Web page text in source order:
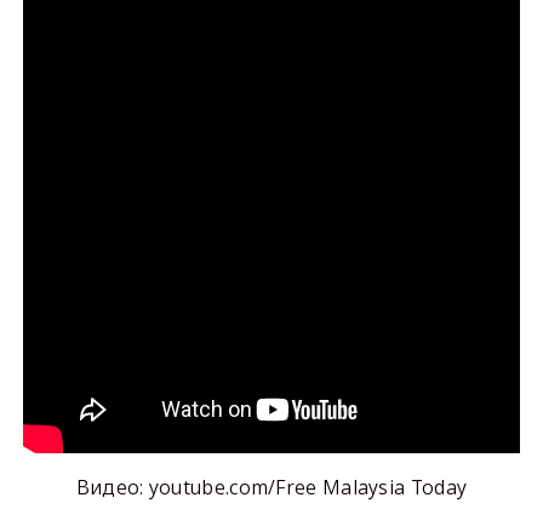
Видео: youtube.com/Free Malaysia Today